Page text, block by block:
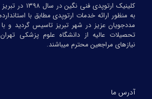
کلینیک ارتوپدی
به منظور ارائه خدمات ارتوپدی مطابق با
مددجویان عزیز در شهر تبریز تاسیس گردید و
تحصیلات عالیه از دانشگاه علوم پزشکی
نیازهای مراجعین محترم میباشند.
آدرس ما